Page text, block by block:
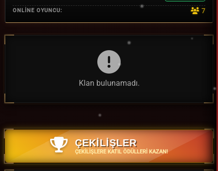
ÇEKİLİŞLER
ÇEKILIŞLERE KATIL ÖDÜLLERI KAZAN!
ONLİNE OYUNCU: 7
Klan bulunamadı.